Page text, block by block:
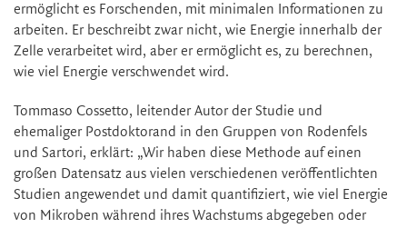
ermöglicht es Forschenden, mit minimalen Informationen zu
arbeiten. Er beschreibt zwar nicht, wie Energie innerhalb der
Zelle verarbeitet wird, aber er ermöglicht es, zu berechnen,
wie viel Energie verschwendet wird.
Tommaso Cossetto, leitender Autor der Studie und
ehemaliger Postdoktorand in den Gruppen von Rodenfels
und Sartori, erklärt: „Wir haben diese Methode auf einen
großen Datensatz aus vielen verschiedenen veröffentlichten
Studien angewendet und damit quantifiziert, wie viel Energie
von Mikroben während ihres Wachstums abgegeben oder